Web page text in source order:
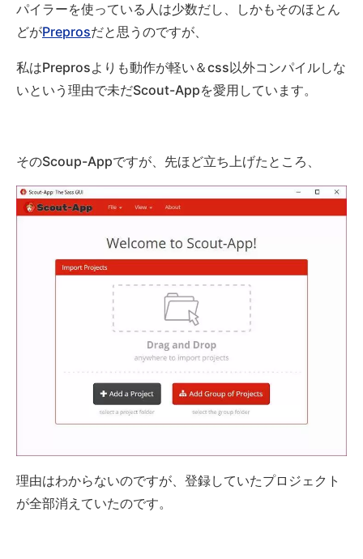
パイラーを使っている人は少数だし、しかもそのほとん
どがPreprosだと思うのですが、
私はPreprosよりも動作が軽い＆css以外コンパイルしな
いという理由で未だScout-Appを愛用しています。
そのScoup-Appですが、先ほど立ち上げたところ、
理由はわからないのですが、登録していたプロジェクト
が全部消えていたのです。